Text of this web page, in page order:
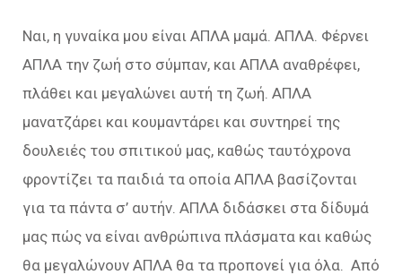
Ναι, η γυναίκα μου είναι ΑΠΛΑ μαμά. ΑΠΛΑ. Φέρνει
ΑΠΛΑ την ζωή στο σύμπαν, και ΑΠΛΑ αναθρέφει,
πλάθει και μεγαλώνει αυτή τη ζωή. ΑΠΛΑ
μανατζάρει και κουμαντάρει και συντηρεί της
δουλειές του σπιτικού μας, καθώς ταυτόχρονα
φροντίζει τα παιδιά τα οποία ΑΠΛΑ βασίζονται
για τα πάντα σ’ αυτήν. ΑΠΛΑ διδάσκει στα δίδυμά
μας πώς να είναι ανθρώπινα πλάσματα και καθώς
θα μεγαλώνουν ΑΠΛΑ θα τα προπονεί για όλα. Από